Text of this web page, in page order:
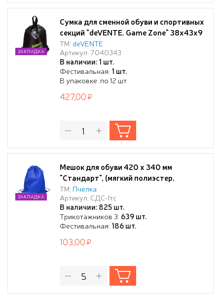
Сумка для сменной обуви и спортивных
секций "deVENTE. Game Zone" 38x43x9
см, водоотталкивающая ткань, дно с
расширением 9 см, большой карман на
молнии, на веревочной завязке, с
ручками
ТМ: deVENTE
Артикул: 7040343
В наличии: 1 шт.
Фестивальная: 1 шт.
В упаковке: по 12 шт
ЗАКЛАДКА
427,00
Мешок для обуви 420 х 340 мм
"Стандарт", (мягкий полиэстер,
плотность 210 D), синий
ТМ: Пчелка
Артикул: СДС-1тс
В наличии: 825 шт.
Трикотажников 3: 639 шт.
Фестивальная: 186 шт.
ЗАКЛАДКА
103,00